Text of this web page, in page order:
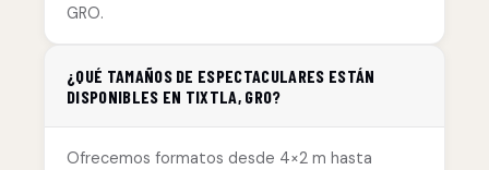
GRO.
¿QUÉ TAMAÑOS DE ESPECTACULARES ESTÁN
DISPONIBLES EN TIXTLA, GRO?
Ofrecemos formatos desde 4×2 m hasta